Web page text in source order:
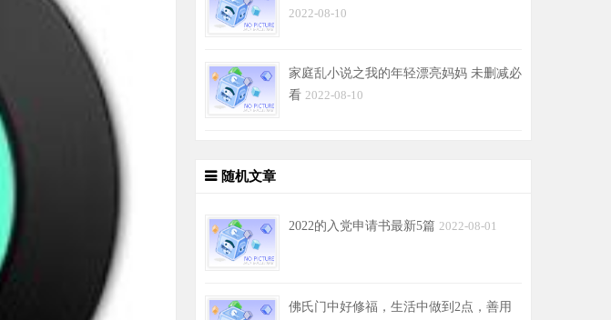
2022-08-10
家庭乱小说之我的年轻漂亮妈妈 未删减必
看 2022-08-10
随机文章
2022的入党申请书最新5篇 2022-08-01
佛氏门中好修福，生活中做到2点，善用